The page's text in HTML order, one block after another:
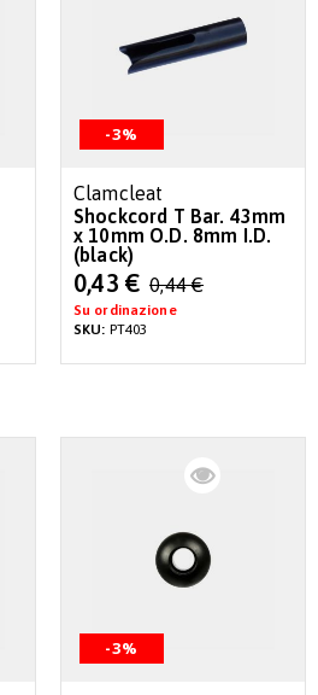
-3%
Clamcleat
Shockcord T Bar. 43mm
x 10mm O.D. 8mm I.D.
(black)
Special
Price
0,43 € 0,44 €
Su ordinazione
SKU: PT403
-3%